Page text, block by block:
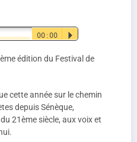
00:00 P
édition du Festival de
cette année sur le chemin
depuis Sénèque,
21ème siècle, aux voix et